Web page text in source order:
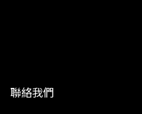
聯絡我們